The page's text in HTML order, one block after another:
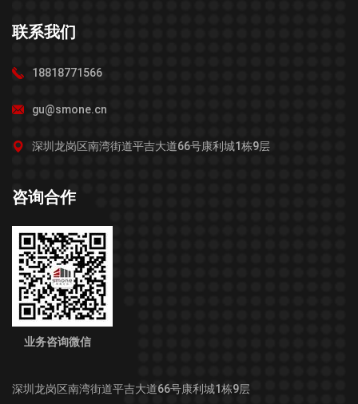
联系我们
18818771566
gu@smone.cn
深圳龙岗区南湾街道平吉大道66号康利城1栋9层
咨询合作
业务咨询微信
深圳龙岗区南湾街道平吉大道66号康利城1栋9层